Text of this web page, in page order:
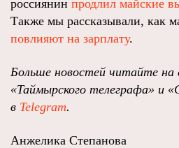
россиянин продлил майские
Также мы рассказывали, как
повлияют на зарплату.
Больше новостей читайте на
«Таймырского телеграфа» и
в Telegram.
Анжелика Степанова